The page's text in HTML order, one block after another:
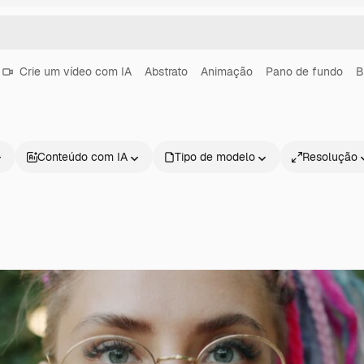
Crie um vídeo com IA Abstrato Animação Pano de fundo
Conteúdo com IA Tipo de modelo Resolução
Produtos Começar